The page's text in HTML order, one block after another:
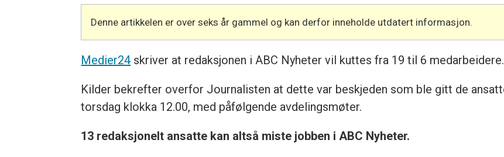
Denne artikkelen er over seks år gammel og kan derfor inneholde utdatert informasjon.
Medier24 skriver at redaksjonen i ABC Nyheter vil kuttes fra 19 til 6 medarbeidere.
Kilder bekrefter overfor Journalisten at dette var beskjeden som ble gitt de
torsdag klokka 12.00, med påfølgende avdelingsmøter.
13 redaksjonelt ansatte kan altså miste jobben i ABC Nyheter.